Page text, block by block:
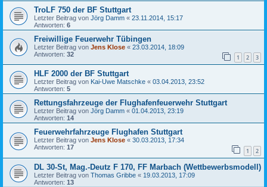
TroLF 750 der BF Stuttgart
Letzter Beitrag von Jörg Damm « 23.11.2014, 15:17
Antworten: 6
Freiwillige Feuerwehr Tübingen
Letzter Beitrag von Jens Klose « 23.03.2014, 18:09
Antworten: 32 1 2 3
HLF 2000 der BF Stuttgart
Letzter Beitrag von Kai-Uwe Matschke « 03.04.2013, 23:52
Antworten: 5
Rettungsfahrzeuge der Flughafenfeuerwehr Stuttgart
Letzter Beitrag von Jörg Damm « 01.04.2013, 23:19
Antworten: 14
Feuerwehrfahrzeuge Flughafen Stuttgart
Letzter Beitrag von Jens Klose « 30.03.2013, 17:34
Antworten: 17 1 2
DL 30-St, Mag.-Deutz F 170, FF Marbach (Wettbewerbsmodell)
Letzter Beitrag von Thomas Gribbe « 19.03.2013, 17:09
Antworten: 13